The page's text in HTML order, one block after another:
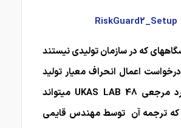
RiskGuard2_Setup
که در سازمان تولیدی نیستند
اعمال انحراف معیار تولید
کننده را ندارد مرجعی UKAS LAB 48 میتواند
که ترجمه آن توسط مهندس قایمی